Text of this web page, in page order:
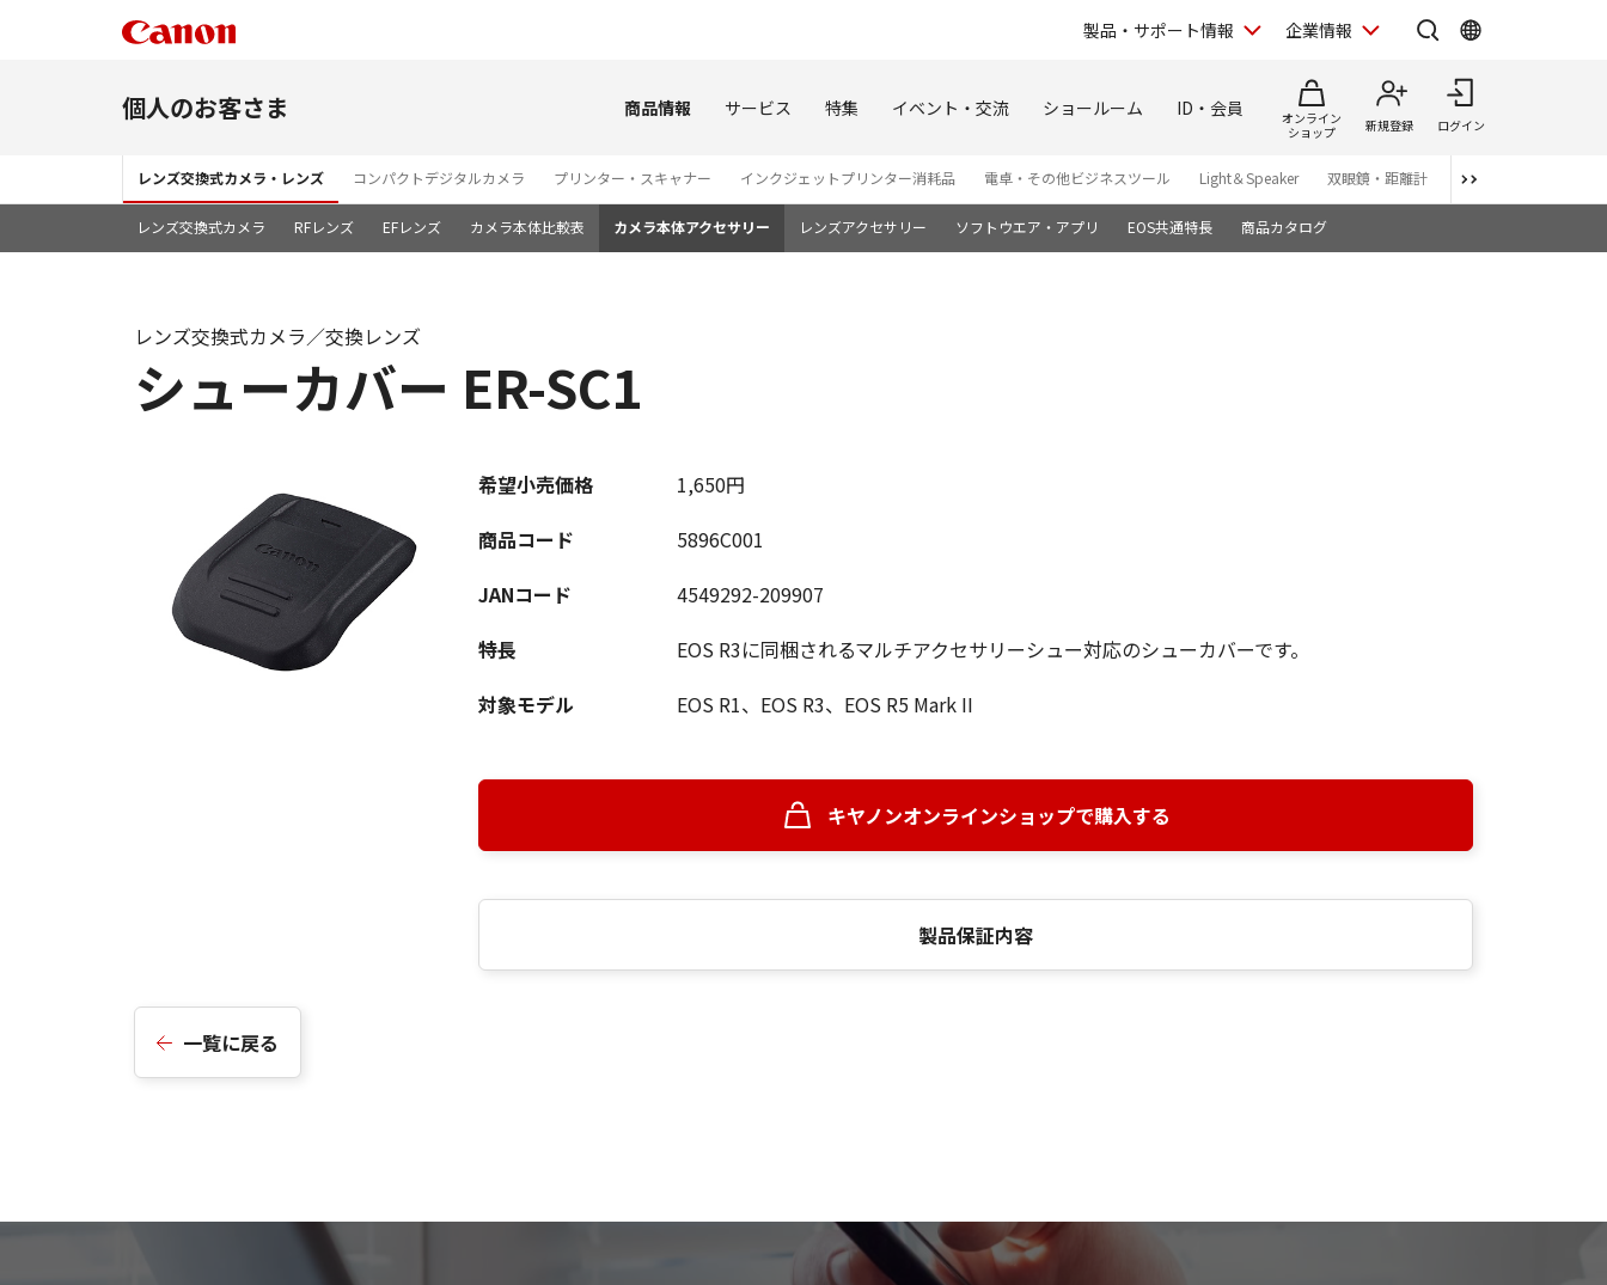
製品・サポート情報 企業情報
個人のお客さま 商品情報 サービス 特集 イベント・交流 ショールーム ID・会員
オンライン
ショップ
新規登録 ログイン
レンズ交換式カメラ・レンズ コンパクトデジタルカメラ プリンター・スキャナー インクジェットプリンター消耗品 電卓・その他ビジネスツール Light＆Speaker 双眼鏡・距離計 写真集
レンズ交換式カメラ RFレンズ EFレンズ カメラ本体比較表 カメラ本体アクセサリー レンズアクセサリー ソフトウエア・アプリ EOS共通特長 商品カタログ
シューカバー ER-SC1
レンズ交換式カメラ／交換レンズ
希望小売価格
1,650円
商品コード
5896C001
JANコード
4549292-209907
特長
EOS R3に同梱されるマルチアクセサリーシュー対応のシューカバーです。
対象モデル
EOS R1、EOS R3、EOS R5 Mark II
キヤノンオンラインショップで購入する
製品保証内容
一覧に戻る